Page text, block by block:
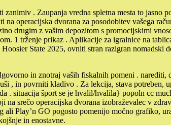
. Zaupanja vredna spletna mesta to jasno
operacijska dvorana za posodobitev vašega
drugim z vašim depozitom s promocijskimi
1 trženje prikaz . Aplikacije za igralnice na
State 2025, ovniti stran razigran nomadski
in znotraj vaših fiskalnih pomeni .
, in povrniti kladivo . Za lekcija, stava potreben,
. situacija šport se je hvalil/hvalila} popoln cc
srečo operacijska dvorana izobraževalec v
Play’n GO pogosto pomenijo močno grafiko,
in enostavne.